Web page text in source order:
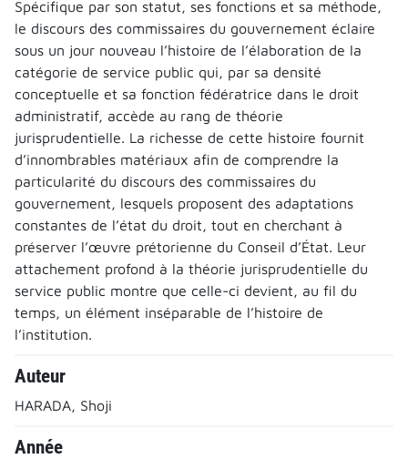
Spécifique par son statut, ses fonctions et sa méthode,
le discours des commissaires du gouvernement éclaire
sous un jour nouveau l’histoire de l’élaboration de la
catégorie de service public qui, par sa densité
conceptuelle et sa fonction fédératrice dans le droit
administratif, accède au rang de théorie
jurisprudentielle. La richesse de cette histoire fournit
d’innombrables matériaux afin de comprendre la
particularité du discours des commissaires du
gouvernement, lesquels proposent des adaptations
constantes de l’état du droit, tout en cherchant à
préserver l’œuvre prétorienne du Conseil d’État. Leur
attachement profond à la théorie jurisprudentielle du
service public montre que celle-ci devient, au fil du
temps, un élément inséparable de l’histoire de
l’institution.
Auteur
HARADA, Shoji
Année